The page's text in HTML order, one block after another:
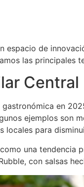
de
las principales
Central
en
ejemplos son
para
una tendencia
con salsas